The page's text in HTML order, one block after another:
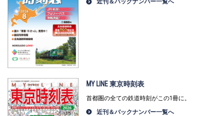
近刊＆バックナンバー一覧へ
MY LINE 東京時刻表
首都圏の全ての鉄道時刻がこの1冊に。
近刊＆バックナンバー一覧へ